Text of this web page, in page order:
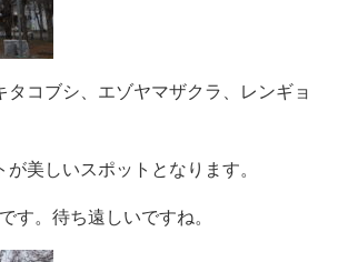
タコブシ、エゾヤマザクラ、レンギョ
美しいスポットとなります。
す。待ち遠しいですね。